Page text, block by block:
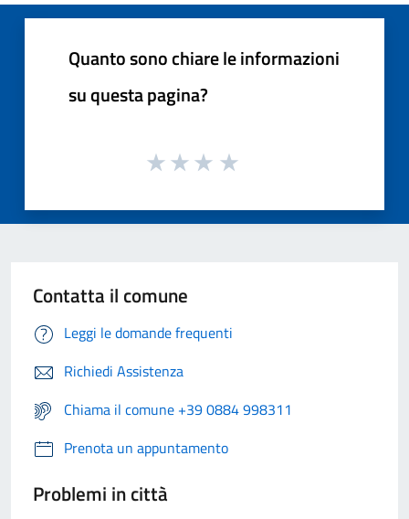
Quanto sono chiare le informazioni
su questa pagina?
Contatta il comune
Leggi le domande frequenti
Richiedi Assistenza
Chiama il comune +39 0884 998311
Prenota un appuntamento
Problemi in città